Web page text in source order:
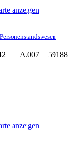
anzeigen
A.007 59188
anzeigen